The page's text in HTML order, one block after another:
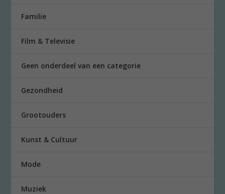
Familie
Film & Televisie
Geen onderdeel van een categorie
Gezondheid
Grootouders
Kunst & Cultuur
Mode
Muziek